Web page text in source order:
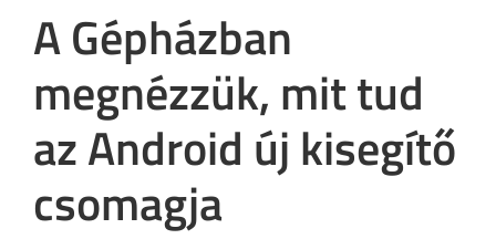
A Gépházban
megnézzük, mit tud
az Android új kisegítő
csomagja